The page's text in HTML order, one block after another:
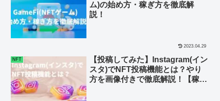
ム)の始め方・稼ぎ方を徹底解
説！
2023.04.29
NFT
【投稿してみた】Instagram(イン
スタ)でNFT投稿機能とは？やり
方を画像付きで徹底解説！【稼げ